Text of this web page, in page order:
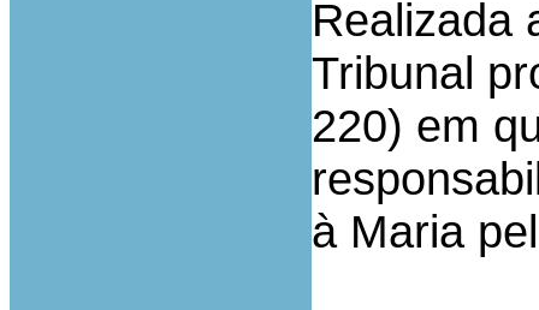
Realizada
Tribunal
220) em
à Maria